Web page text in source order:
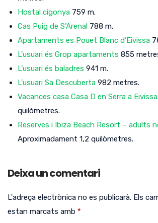
Hostal cigonya 759 m.
Cas Puig de S’Arenal 788 m.
Apartaments es Pouet Blanc d’Eivissa
L’usuari és Grop apartaments 855
L’usuari és baladres 941 m.
L’usuari Sa Descuberta 982 metres.
Vacances casa Casa D en Serra a Eivissa
quilòmetres.
Reserves i Ibiza Beach Resort – adults
Aproximadament 1,2 quilòmetres.
Deixa un comentari
L'adreça electrònica no es publicarà. Els
estan marcats amb *